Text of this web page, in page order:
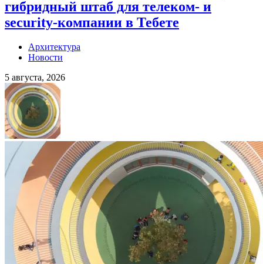
гибридный штаб для телеком- и
security-компании в Тебете
Архитектура
Новости
5 августа, 2026